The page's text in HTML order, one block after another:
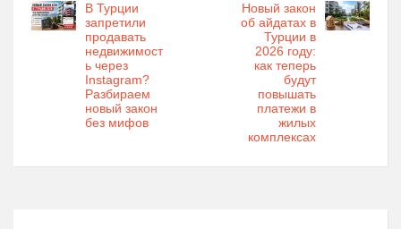
В Турции
запретили
продавать
недвижимост
ь через
Instagram?
Разбираем
новый закон
без мифов
Новый закон
об айдатах в
Турции в
2026 году:
как теперь
будут
повышать
платежи в
жилых
комплексах